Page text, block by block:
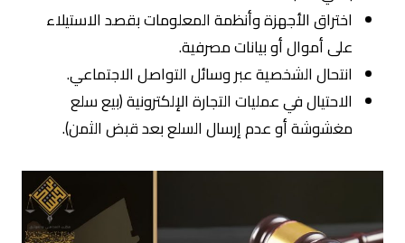
اختراق الأجهزة وأنظمة المعلومات بقصد الاستيلاء
على أموال أو بيانات مصرفية.
انتحال الشخصية عبر وسائل التواصل الاجتماعي.
الاحتيال في عمليات التجارة الإلكترونية (بيع سلع
مغشوشة أو عدم إرسال السلع بعد قبض الثمن).